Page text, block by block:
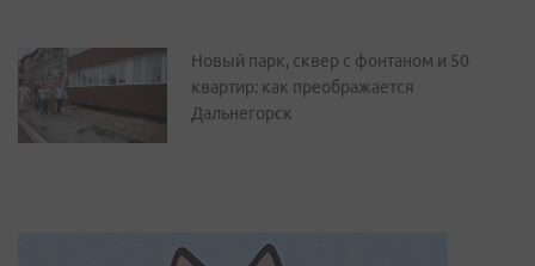
Новый парк, сквер с фонтаном и 50
квартир: как преображается
Дальнегорск